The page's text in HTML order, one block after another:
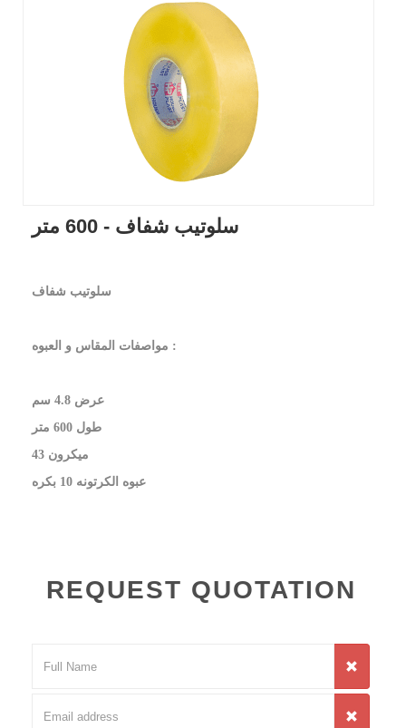
سلوتيب شفاف - 600 متر
سلوتيب شفاف
مواصفات المقاس و العبوه :
عرض 4.8 سم
طول 600 متر
43 ميكرون
عبوه الكرتونه 10 بكره
REQUEST QUOTATION